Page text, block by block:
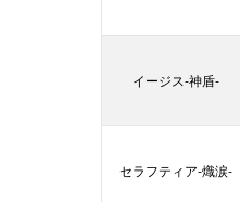
イージス-神盾-
セラフティア-熾涙-